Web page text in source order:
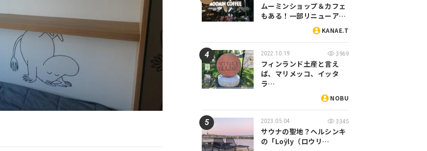
ムーミンショップ＆カフェ
もある！一部リニューア…
KANAE.T
2022.10.19 3969
フィンランド土産と言え
ば、マリメッコ、イッタ
ラ…
NOBU
2023.05.04 3345
サウナの聖地？ヘルシンキ
の「Loÿly（ロウリ…